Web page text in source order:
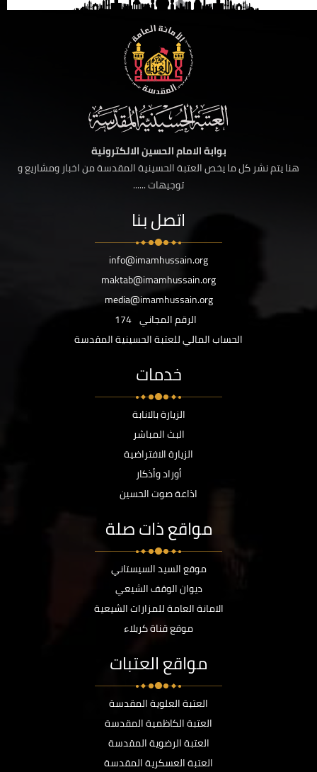
بوابة الامام الحسين الالكترونية
هنا يتم نشر كل ما يخص العتبة الحسينية المقدسة من اخبار ومشاريع و
توجيهات ......
اتصل بنا
info@imamhussain.org
maktab@imamhussain.org
media@imamhussain.org
الرقم المجاني 174
الحساب المالي للعتبة الحسينية المقدسة
خدمات
الزيارة بالانابة
البث المباشر
الزيارة الافتراضية
أوراد وأذكار
اذاعة صوت الحسين
مواقع ذات صلة
موقع السيد السيستاني
ديوان الوقف الشيعي
الامانة العامة للمزارات الشيعية
موقع قناة كربلاء
مواقع العتبات
العتبة العلوية المقدسة
العتبة الكاظمية المقدسة
العتبة الرضوية المقدسة
العتبة العسكرية المقدسة